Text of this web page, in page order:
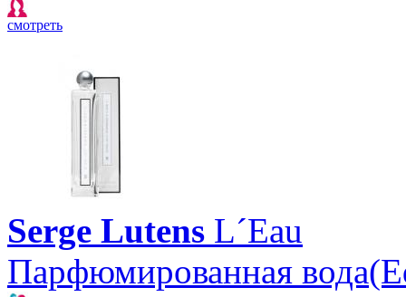
смотреть
Serge Lutens L´Eau
Парфюмированная